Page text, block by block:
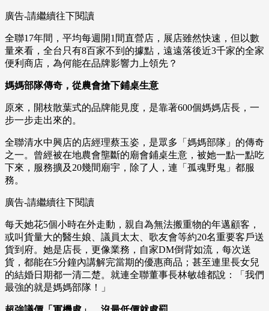
廣告-請繼續往下閱讀
全聯17年間，平均每週開1間直營店，展店雖然快速，但以數
量來看，全台只有8百家不到的據點，遠遠落後近3千家的全家
便利商店，為何能在品牌影響力上領先？
媽媽部隊傳奇，從農會搶下鋪桌生意
原來，開枝散葉式的品牌能見度，是靠著600個媽媽店長，一
步一步走出來的。
全聯清水中興店的店經理蔡玉姿，是眾多「媽媽部隊」的傳奇
之一。曾經被在地農會壟斷的廟會鋪桌生意，被她一點一點吃
下來，服務擴及20幾間廟宇，除了人，連「孤魂野鬼」都服
務。
廣告-請繼續往下閱讀
每天她花5個小時在外走動，親自為無法搬重物的年邁顧客，
或叫貨量大的醫生娘、議員太太、歌友會等約20名重要客戶送
貨到府。她是店長，更像業務，自家DM倒背如流，每次送
貨，都能在5分鐘內講解完當期的優惠商品；甚至連里長女兒
的結婚日期都一清二楚。就連全聯董事長林敏雄都說：「我們
最強的就是媽媽部隊！」